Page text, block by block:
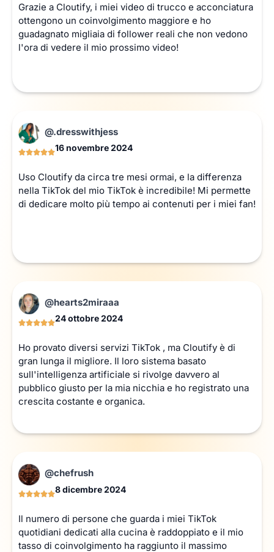
Grazie a Cloutify, i miei video di trucco e acconciatura
ottengono un coinvolgimento maggiore e ho
guadagnato migliaia di follower reali che non vedono
l'ora di vedere il mio prossimo video!
16 novembre 2024
Uso Cloutify da circa tre mesi ormai, e la differenza
nella TikTok del mio TikTok è incredibile! Mi permette
di dedicare molto più tempo ai contenuti per i miei fan!
@.dresswithjess
24 ottobre 2024
Ho provato diversi servizi TikTok , ma Cloutify è di
gran lunga il migliore. Il loro sistema basato
sull'intelligenza artificiale si rivolge davvero al
pubblico giusto per la mia nicchia e ho registrato una
crescita costante e organica.
@hearts2miraaa
8 dicembre 2024
Il numero di persone che guarda i miei TikTok
quotidiani dedicati alla cucina è raddoppiato e il mio
tasso di coinvolgimento ha raggiunto il massimo
@chefrush